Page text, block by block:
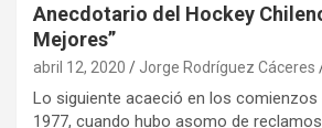
Anecdotario del Hockey
Mejores”
abril 12, 2020 Jorge Rodríguez Cáceres
Lo siguiente acaeció en los comienzos
1977, cuando hubo asomo de